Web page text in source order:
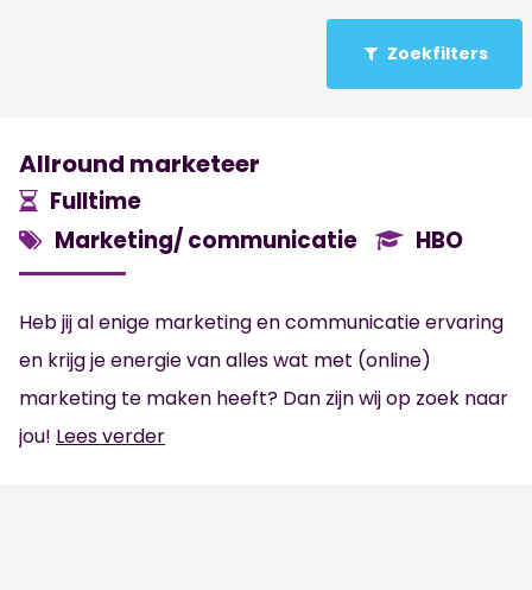
Zoekfilters
Allround marketeer
Fulltime
Marketing/ communicatie
HBO
Heb jij al enige marketing en communicatie ervaring
en krijg je energie van alles wat met (online)
marketing te maken heeft? Dan zijn wij op zoek naar
jou! Lees verder